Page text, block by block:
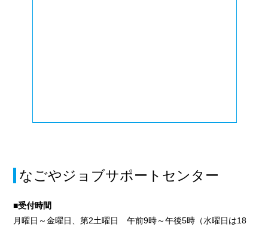
なごやジョブサポートセンター
■受付時間
月曜日～金曜日、第2土曜日 午前9時～午後5時（水曜日は18